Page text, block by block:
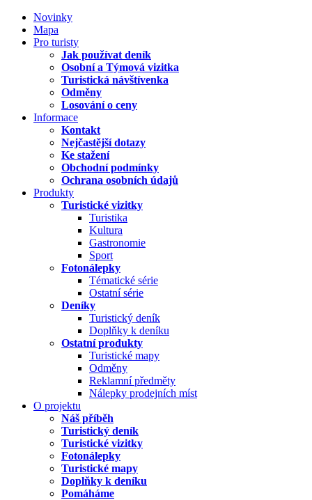
Novinky
Mapa
Pro turisty
Jak používat deník
Osobní a Týmová vizitka
Turistická návštívenka
Odměny
Losování o ceny
Informace
Kontakt
Nejčastější dotazy
Ke stažení
Obchodní podmínky
Ochrana osobních údajů
Produkty
Turistické vizitky
Turistika
Kultura
Gastronomie
Sport
Fotonálepky
Tématické série
Ostatní série
Deníky
Turistický deník
Doplňky k deníku
Ostatní produkty
Turistické mapy
Odměny
Reklamní předměty
Nálepky prodejních míst
O projektu
Náš příběh
Turistický deník
Turistické vizitky
Fotonálepky
Turistické mapy
Doplňky k deníku
Pomáháme